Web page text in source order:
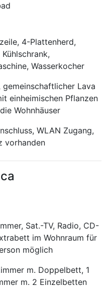
4-Plattenherd,
Kühlschrank,
Wasserkocher
gemeinschaftlicher Lava
einheimischen Pflanzen
Wohnhäuser
WLAN Zugang,
vorhanden
Sat.-TV, Radio, CD-
im Wohnraum für
möglich
m. Doppelbett, 1
m. 2 Einzelbetten